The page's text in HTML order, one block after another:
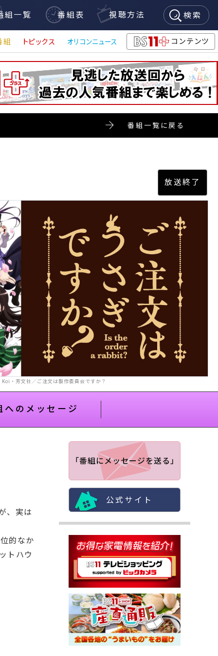
組一覧 番組表 視聴方法 検索
組 トピックス
オリコンニュース
BS11+
コンテンツ
番組一覧に戻る
Koi・芳文社／ご注文は製作委員会ですか？
へのメッセージ
「番組にメッセージを送る」
公式サイト
、実は
的なか
トハウ